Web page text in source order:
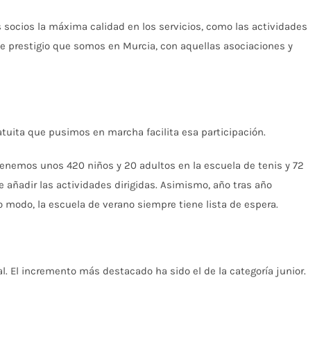
la máxima calidad en los servicios, como las actividades
que somos en Murcia, con aquellas asociaciones y
que pusimos en marcha facilita esa participación.
unos 420 niños y 20 adultos en la escuela de tenis y 72
añadir las actividades dirigidas. Asimismo, año tras año
la escuela de verano siempre tiene lista de espera.
El incremento más destacado ha sido el de la categoría junior.